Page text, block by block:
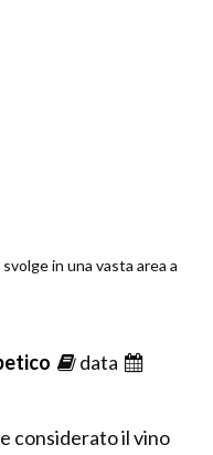
in una vasta area a
data
considerato il vino